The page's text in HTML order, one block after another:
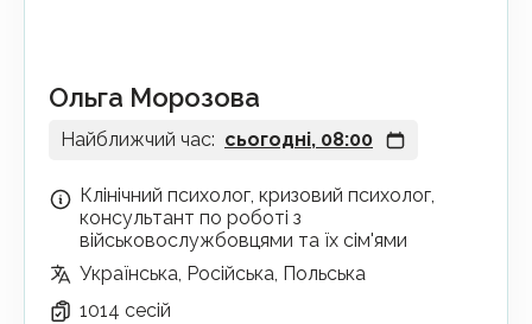
Ольга Морозова
Найближчий час: сьогодні, 08:00
Клінічний психолог, кризовий психолог,
консультант по роботі з
військовослужбовцями та їх сім'ями
Українська, Російська, Польська
1014 сесій